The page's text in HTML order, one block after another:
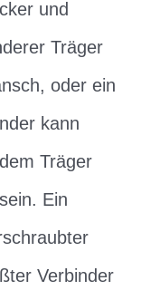
und
Träger
oder ein
kann
Träger
Ein
Verbinder